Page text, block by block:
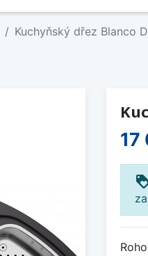
Kuchyňský dřez Blanco
17